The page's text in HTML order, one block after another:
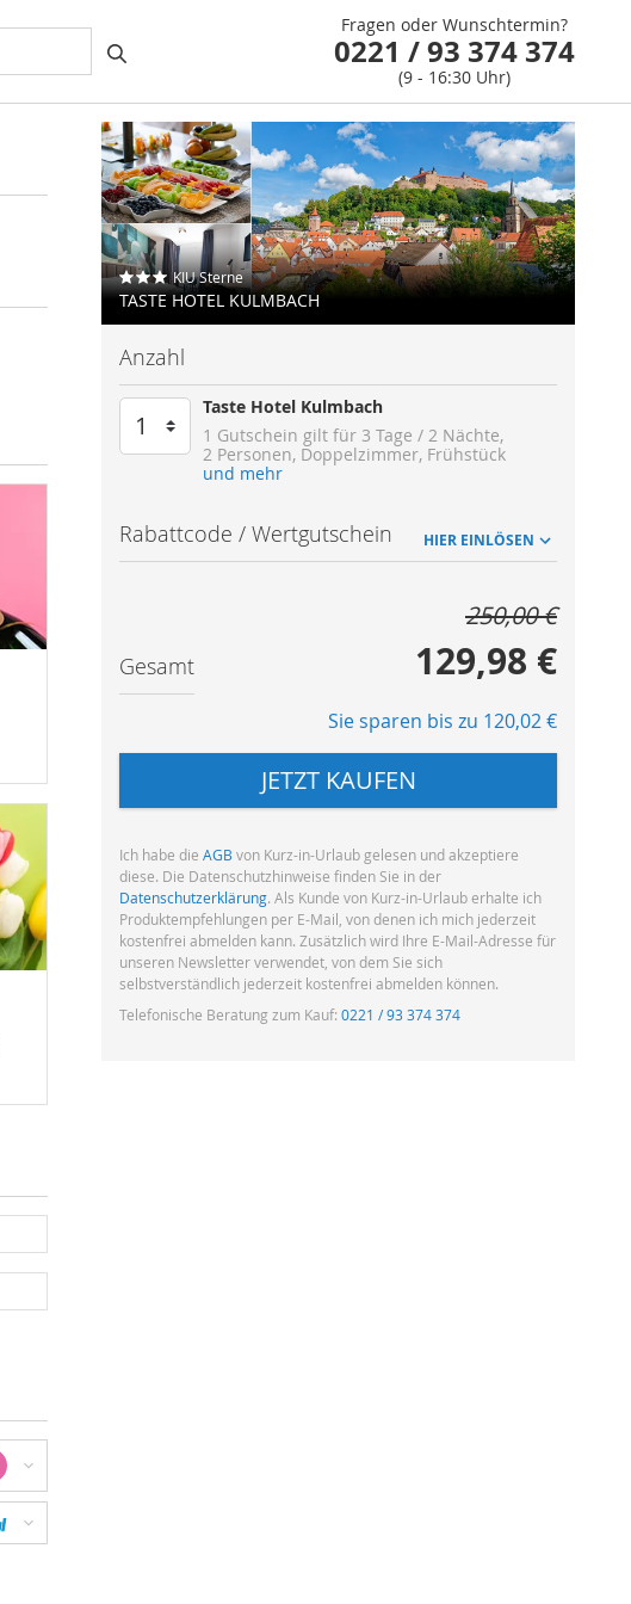
Fragen oder Wunschtermin?
0221 / 93 374 374
(9 - 16:30 Uhr)
KIU Sterne
TASTE HOTEL KULMBACH
Anzahl
Taste Hotel Kulmbach
1 Gutschein gilt für 3 Tage / 2 Nächte
2 Personen Doppelzimmer Frühstück
und mehr
Rabattcode / Wertgutschein HIER EINLÖSEN
250,00 €
Gesamt 129,98 €
Sie sparen bis zu 120,02 €
JETZT KAUFEN
Ich habe dieAGB von Kurz-in-Urlaub gelesen und akzeptiere
diese. Die Datenschutzhinweise finden Sie in der
Datenschutzerklärung. Als Kunde von Kurz-in-Urlaub erhalte ich
Produktempfehlungen per E-Mail, von denen ich mich jederzeit
kostenfrei abmelden kann.Zusätzlich wird Ihre E-Mail-Adresse für
unseren Newsletter verwendet, von dem Sie sich
selbstverständlich jederzeit kostenfrei abmelden können.
Telefonische Beratung zum Kauf:0221 / 93 374 374